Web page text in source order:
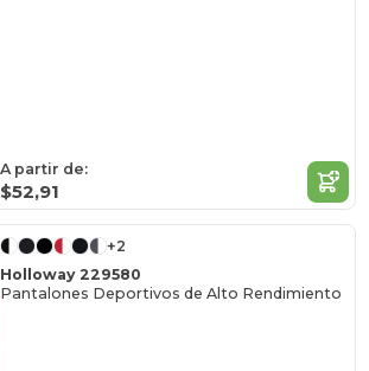
A partir de:
$52,91
+2
Holloway 229580
Pantalones Deportivos de Alto Rendimiento